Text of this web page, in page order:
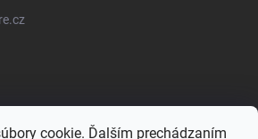
cookie. Ďalším prechádzaním